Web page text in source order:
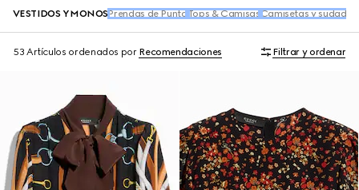
VESTIDOS Y MONOS Prendas de Punto Tops & Camisas Camisetas y
53 Artículos ordenados por Recomendaciones Filtrar y ordenar